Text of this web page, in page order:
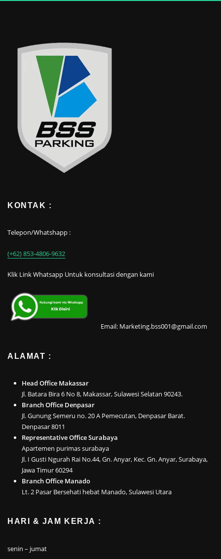
KONTAK :
Telepon/Whatshapp :
(+62) 853-4806-9632
Klik Link Whatsapp Untuk konsultasi dengan kami
Email: Marketing.bss001@gmail.com
ALAMAT :
Head Office Makassar
Jl. Batara Bira 6 No 8, Makassar, Sulawesi Selatan 90243.
Branch Office Denpasar
Jl. Gunung Semeru no. 20 A Pemecutan, Denpasar Barat.
Denpasar 8011
Representative Office Surabaya
Apartemen purimas surabaya
Jl. I Gusti Ngurah Rai No.44, Gn. Anyar, Kec. Gn. Anyar, Surabaya,
Jawa Timur 60294
Branch Office Manado
Lt. 2 Pasar Bersehati hebat Manado, Sulawesi Utara
HARI & JAM KERJA :
senin – jumat